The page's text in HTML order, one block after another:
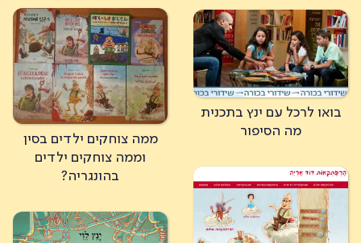
ממה צוחקים ילדים בסין
וממה צוחקים ילדים
בהונגריה?
בואו לרכל עם ינץ בתכנית
מה הסיפור